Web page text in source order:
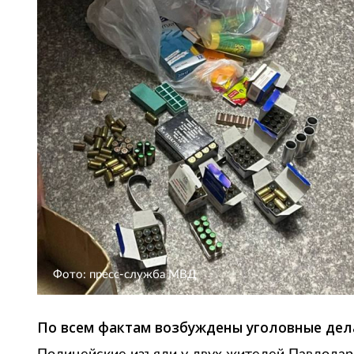
Фото: пресс-служба МВД
По всем фактам возбуждены уголовные